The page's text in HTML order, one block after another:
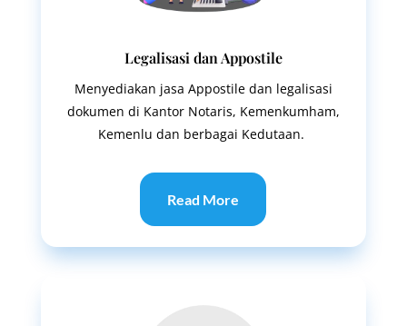
Legalisasi dan Appostile
Menyediakan jasa Appostile dan legalisasi
dokumen di Kantor Notaris, Kemenkumham,
Kemenlu dan berbagai Kedutaan.
Read More